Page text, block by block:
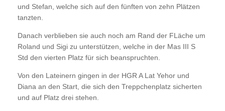
und Stefan, welche sich auf den fünften von zehn Plätzen
tanzten.
Danach verblieben sie auch noch am Rand der FLäche um
Roland und Sigi zu unterstützen, welche in der Mas III S
Std den vierten Platz für sich beanspruchten.
Von den Lateinern gingen in der HGR A Lat Yehor und
Diana an den Start, die sich den Treppchenplatz sicherten
und auf Platz drei stehen.